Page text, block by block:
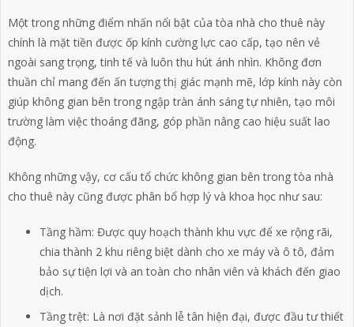
Một trong những điểm nhấn nổi bật của tòa nhà cho thuê này
chính là mặt tiền được ốp kính cường lực cao cấp, tạo nên vẻ
ngoài sang trọng, tinh tế và luôn thu hút ánh nhìn. Không đơn
thuần chỉ mang đến ấn tượng thị giác mạnh mẽ, lớp kính này còn
giúp không gian bên trong ngập tràn ánh sáng tự nhiên, tạo môi
trường làm việc thoáng đãng, góp phần nâng cao hiệu suất lao
động.
Không những vậy, cơ cấu tổ chức không gian bên trong tòa nhà
cho thuê này cũng được phân bổ hợp lý và khoa học như sau:
Tầng hầm: Được quy hoạch thành khu vực để xe rộng rãi,
chia thành 2 khu riêng biệt dành cho xe máy và ô tô, đảm
bảo sự tiện lợi và an toàn cho nhân viên và khách đến giao
dịch.
Tầng trệt: Là nơi đặt sảnh lễ tân hiện đại, được đầu tư thiết